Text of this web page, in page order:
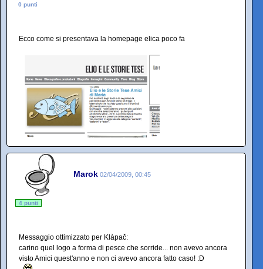
0 punti
Ecco come si presentava la homepage elica poco fa
Marok 02/04/2009, 00:45
4 punti
Messaggio ottimizzato per Klàpač:
carino quel logo a forma di pesce che sorride... non avevo ancora
visto Amici quest'anno e non ci avevo ancora fatto caso! :D